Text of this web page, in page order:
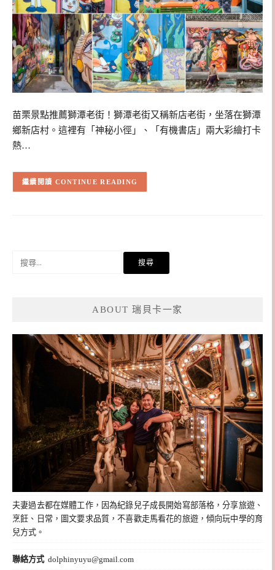
苗栗景點推薦獅潭老街！獅潭老街又稱新店老街，坐落在獅潭
鄉新店村。這裡有「神秘小徑」、「有機書店」兩大彩繪打卡
熱…
CONTINUE READING
ABOUT 瑞貝卡一家
夫妻過去都在媒體工作，因為紀錄兒子成長開始寫部落格，分享旅遊、
烹飪、日常，圖文要求品質，不喜歡走馬看花的旅遊，傾向玩中學的育
兒方式。
聯絡方式 dolphinyuyu@gmail.com